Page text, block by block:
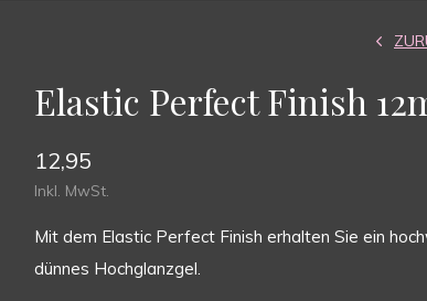
Elastic Perfect Finish
12,95
Inkl. MwSt.
Mit dem Elastic Perfect Finish erhalten Sie ein
dünnes Hochglanzgel.